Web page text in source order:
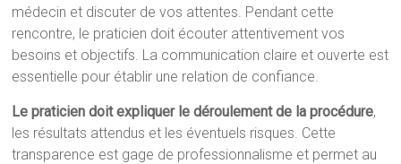
médecin et discuter de vos attentes. Pendant cette
rencontre, le praticien doit écouter attentivement vos
besoins et objectifs. La communication claire et ouverte est
essentielle pour établir une relation de confiance.
Le praticien doit expliquer le déroulement de la procédure,
les résultats attendus et les éventuels risques. Cette
transparence est gage de professionnalisme et permet au